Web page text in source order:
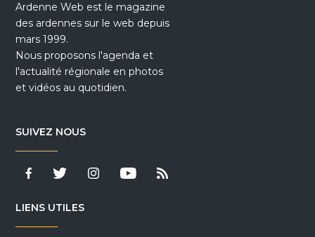
Ardenne Web est le magazine
des ardennes sur le web depuis
mars 1999.
Nous proposons l'agenda et
l'actualité régionale en photos
et vidéos au quotidien.
SUIVEZ NOUS
LIENS UTILES